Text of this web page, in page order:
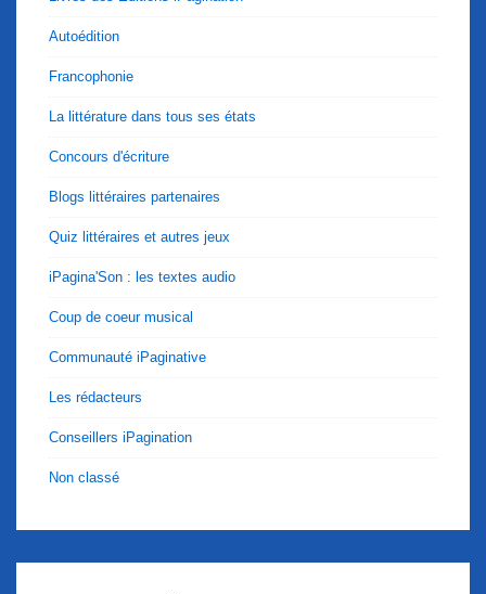
Autoédition
Francophonie
La littérature dans tous ses états
Concours d'écriture
Blogs littéraires partenaires
Quiz littéraires et autres jeux
iPagina'Son : les textes audio
Coup de coeur musical
Communauté iPaginative
Les rédacteurs
Conseillers iPagination
Non classé